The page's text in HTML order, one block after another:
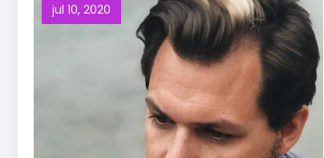
jul 10, 2020